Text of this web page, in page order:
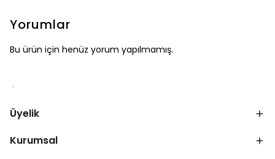
Yorumlar
Bu ürün için henüz yorum yapılmamış.
Üyelik
Kurumsal